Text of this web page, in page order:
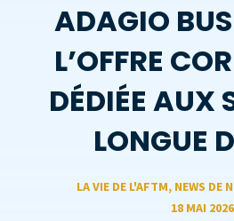
ADAGIO
L’OFFRE
DÉDIÉE AUX
LONGUE
LA VIE DE L'AFTM, NEWS DE
18 MAI 2026